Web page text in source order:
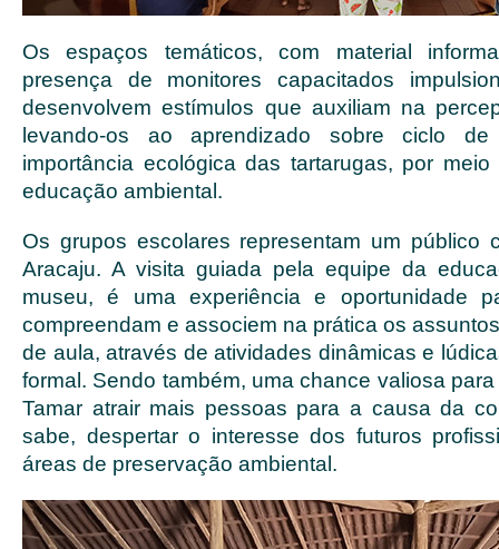
Os espaços temáticos, com material
presença de monitores capacitados
desenvolvem estímulos que auxiliam na
levando-os ao aprendizado sobre ciclo
importância ecológica das tartarugas, por
educação ambiental.
Os grupos escolares representam um público
Aracaju. A visita guiada pela equipe da
museu, é uma experiência e oportunidade
compreendam e associem na prática os
de aula, através de atividades dinâmicas e
formal. Sendo também, uma chance valiosa
Tamar atrair mais pessoas para a causa da
sabe, despertar o interesse dos futuros
áreas de preservação ambiental.